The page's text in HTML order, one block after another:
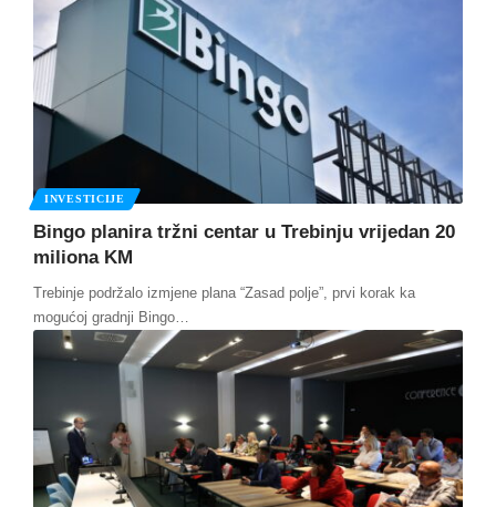
INVESTICIJE
Bingo planira tržni centar u Trebinju vrijedan 20
miliona KM
Trebinje podržalo izmjene plana “Zasad polje”, prvi korak ka
mogućoj gradnji Bingo